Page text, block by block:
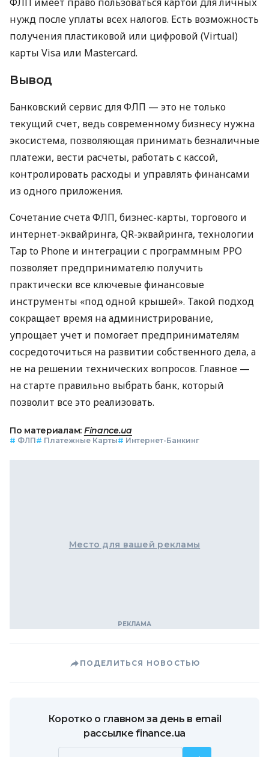
нужд после уплаты всех налогов. Есть возможность
получения пластиковой или цифровой (Virtual)
карты Visa или Mastercard.
Вывод
Банковский сервис для ФЛП — это не только
текущий счет, ведь современному бизнесу нужна
экосистема, позволяющая принимать безналичные
платежи, вести расчеты, работать с кассой,
контролировать расходы и управлять финансами
из одного приложения.
Сочетание счета ФЛП, бизнес-карты, торгового и
интернет-эквайринга, QR-эквайринга, технологии
Tap to Phone и интеграции с программным РРО
позволяет предпринимателю получить
практически все ключевые финансовые
инструменты «под одной крышей». Такой подход
сокращает время на администрирование,
упрощает учет и помогает предпринимателям
сосредоточиться на развитии собственного дела, а
не на решении технических вопросов. Главное —
на старте правильно выбрать банк, который
позволит все это реализовать.
По материалам: Finance.ua
# ФЛП# Платежные Карты# Интернет-Банкинг
Место для вашей рекламы
ПОДЕЛИТЬСЯ НОВОСТЬЮ
Коротко о главном за день в email
рассылке finance.ua